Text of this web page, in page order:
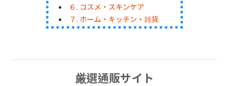
６. コスメ・スキンケア
７. ホーム・キッチン・雑貨
厳選通販サイト